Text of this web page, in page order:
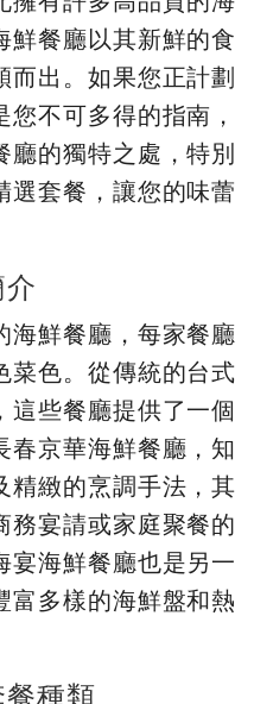
鮮餐廳以其新鮮的食
而出。如果您正計劃
不可多得的指南，
廳的獨特之處，特別
選套餐，讓您的味蕾
海鮮餐廳，每家餐廳
菜色。從傳統的台式
這些餐廳提供了一個
春京華海鮮餐廳，知
精緻的烹調手法，其
務宴請或家庭聚餐的
宴海鮮餐廳也是另一
富多樣的海鮮盤和熱
種類